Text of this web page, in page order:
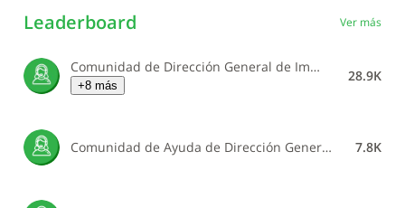
Leaderboard Ver más
Comunidad de Dirección General de Impuestos Internos
+8 más
28.9K
Comunidad de Ayuda de Dirección General de Impuestos Internos 7.8K